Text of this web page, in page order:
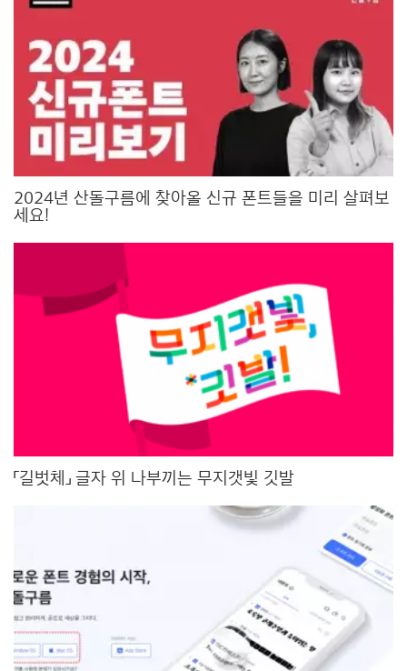
2024년 산돌구름에 찾아올 신규 폰트들을 미리 살펴보
세요!
「길벗체」 글자 위 나부끼는 무지갯빛 깃발